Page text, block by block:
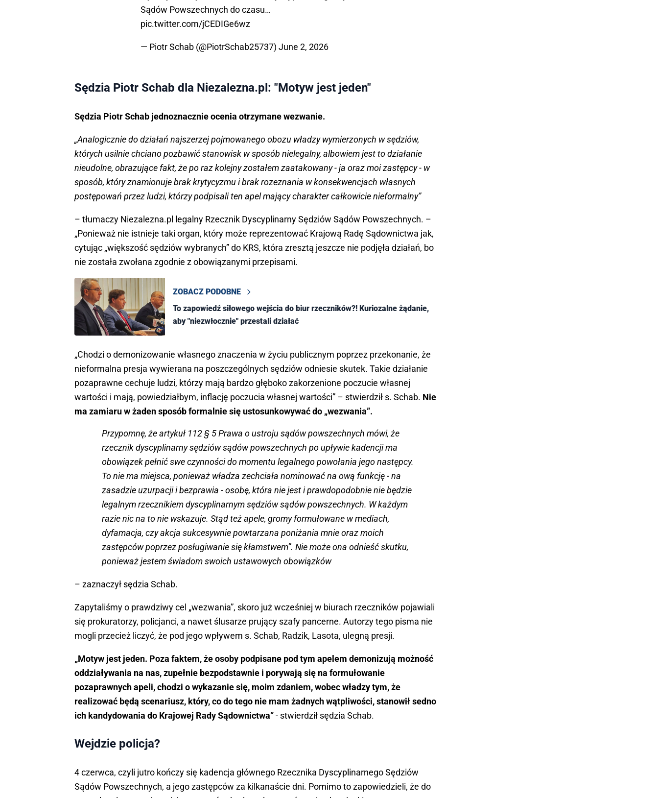
Sądów Powszechnych do czasu…
pic.twitter.com/jCEDIGe6wz
— Piotr Schab (@PiotrSchab25737) June 2, 2026
Sędzia Piotr Schab dla Niezalezna.pl: "Motyw jest jeden"
Sędzia Piotr Schab jednoznacznie ocenia otrzymane wezwanie.
„Analogicznie do działań najszerzej pojmowanego obozu władzy wymierzonych w sędziów,
których usilnie chciano pozbawić stanowisk w sposób nielegalny, albowiem jest to działanie
nieudolne, obrazujące fakt, że po raz kolejny zostałem zaatakowany - ja oraz moi zastępcy - w
sposób, który znamionuje brak krytycyzmu i brak rozeznania w konsekwencjach własnych
postępowań przez ludzi, którzy podpisali ten apel mający charakter całkowicie nieformalny”
– tłumaczy Niezalezna.pl legalny Rzecznik Dyscyplinarny Sędziów Sądów Powszechnych. –
„Ponieważ nie istnieje taki organ, który może reprezentować Krajową Radę Sądownictwa jak,
cytując „większość sędziów wybranych” do KRS, która zresztą jeszcze nie podjęła działań, bo
nie została zwołana zgodnie z obowiązanymi przepisami.
ZOBACZ PODOBNE
To zapowiedź siłowego wejścia do biur rzeczników?! Kuriozalne żądanie,
aby "niezwłocznie" przestali działać
„Chodzi o demonizowanie własnego znaczenia w życiu publicznym poprzez przekonanie, że
nieformalna presja wywierana na poszczególnych sędziów odniesie skutek. Takie działanie
pozaprawne cechuje ludzi, którzy mają bardzo głęboko zakorzenione poczucie własnej
wartości i mają, powiedziałbym, inflację poczucia własnej wartości” – stwierdził s. Schab. Nie
ma zamiaru w żaden sposób formalnie się ustosunkowywać do „wezwania”.
Przypomnę, że artykuł 112 § 5 Prawa o ustroju sądów powszechnych mówi, że
rzecznik dyscyplinarny sędziów sądów powszechnych po upływie kadencji ma
obowiązek pełnić swe czynności do momentu legalnego powołania jego następcy.
To nie ma miejsca, ponieważ władza zechciała nominować na ową funkcję - na
zasadzie uzurpacji i bezprawia - osobę, która nie jest i prawdopodobnie nie będzie
legalnym rzecznikiem dyscyplinarnym sędziów sądów powszechnych. W każdym
razie nic na to nie wskazuje. Stąd też apele, gromy formułowane w mediach,
dyfamacja, czy akcja sukcesywnie powtarzana poniżania mnie oraz moich
zastępców poprzez posługiwanie się kłamstwem”. Nie może ona odnieść skutku,
ponieważ jestem świadom swoich ustawowych obowiązków
– zaznaczył sędzia Schab.
Zapytaliśmy o prawdziwy cel „wezwania”, skoro już wcześniej w biurach rzeczników pojawiali
się prokuratorzy, policjanci, a nawet ślusarze prujący szafy pancerne. Autorzy tego pisma nie
mogli przecież liczyć, że pod jego wpływem s. Schab, Radzik, Lasota, ulegną presji.
„Motyw jest jeden. Poza faktem, że osoby podpisane pod tym apelem demonizują możność
oddziaływania na nas, zupełnie bezpodstawnie i porywają się na formułowanie
pozaprawnych apeli, chodzi o wykazanie się, moim zdaniem, wobec władzy tym, że
realizować będą scenariusz, który, co do tego nie mam żadnych wątpliwości, stanowił sedno
ich kandydowania do Krajowej Rady Sądownictwa”- stwierdził sędzia Schab.
Wejdzie policja?
4 czerwca, czyli jutro kończy się kadencja głównego Rzecznika Dyscyplinarnego Sędziów
Sądów Powszechnych, a jego zastępców za kilkanaście dni. Pomimo to zapowiedzieli, że do